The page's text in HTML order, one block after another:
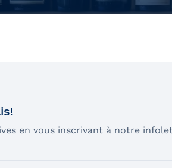
en vous inscrivant à notre